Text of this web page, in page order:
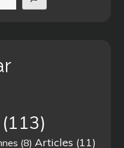
(113)
(8) Articles (11)